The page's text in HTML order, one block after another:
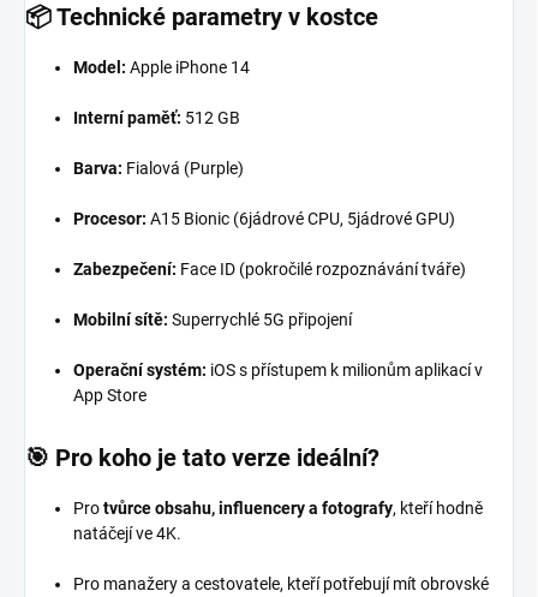
📦 Technické parametry v kostce
Model: Apple iPhone 14
Interní paměť: 512 GB
Barva: Fialová (Purple)
Procesor: A15 Bionic (6jádrové CPU, 5jádrové GPU)
Zabezpečení: Face ID (pokročilé rozpoznávání tváře)
Mobilní sítě: Superrychlé 5G připojení
Operační systém: iOS s přístupem k milionům aplikací v
App Store
🎯 Pro koho je tato verze ideální?
Protvůrce obsahu, influencery a fotografy, kteří hodně
natáčejí ve 4K.
Pro manažery a cestovatele, kteří potřebují mít obrovské